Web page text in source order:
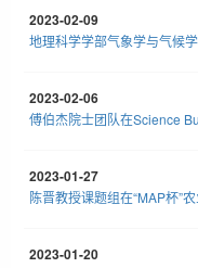
2023-02-09
地理科学学部气象学与气候
2023-02-06
傅伯杰院士团队在Science
2023-01-27
陈晋教授课题组在“MAP杯”
2023-01-20